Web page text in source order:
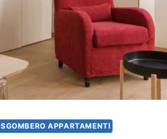
SGOMBERO APPARTAMENTI